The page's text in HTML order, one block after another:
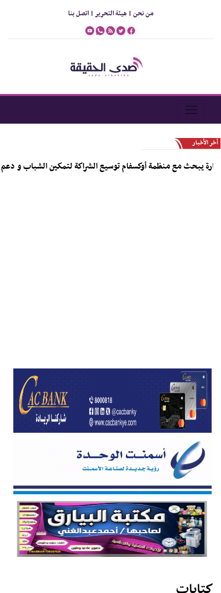
من نحن |هيئة التحرير |اتصل بنا
أخر الأخبار
مع منظمة أوكسفام توسيع الشراكة لتمكين الشباب و دعم رواد